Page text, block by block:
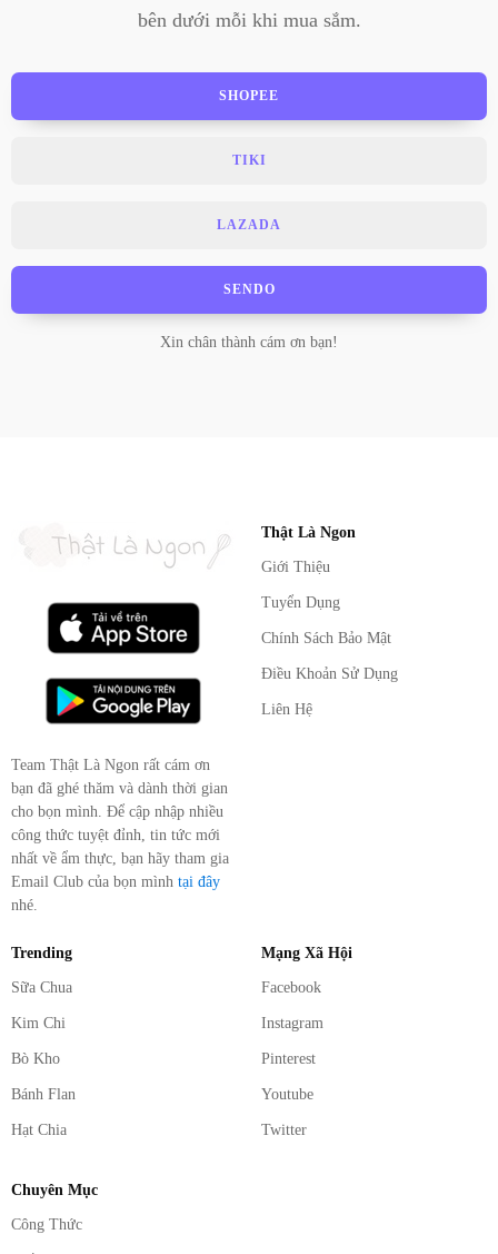
bên dưới mỗi khi mua sắm.
SHOPEE
TIKI
LAZADA
SENDO
Xin chân thành cám ơn bạn!
Team Thật Là Ngon rất cám ơn
bạn đã ghé thăm và dành thời gian
cho bọn mình. Để cập nhập nhiều
công thức tuyệt đỉnh, tin tức mới
nhất về ẩm thực, bạn hãy tham gia
Email Club của bọn mình tại đây
nhé.
Thật Là Ngon
Giới Thiệu
Tuyển Dụng
Chính Sách Bảo Mật
Điều Khoản Sử Dụng
Liên Hệ
Trending
Sữa Chua
Kim Chi
Bò Kho
Bánh Flan
Hạt Chia
Mạng Xã Hội
Facebook
Instagram
Pinterest
Youtube
Twitter
Chuyên Mục
Công Thức